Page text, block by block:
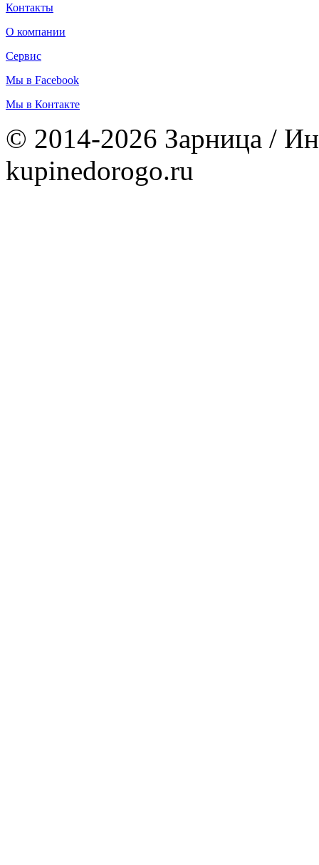
Контакты
О компании
Сервис
Мы в Facebook
Мы в Контакте
© 2014-2026 Зарница /
kupinedorogo.ru